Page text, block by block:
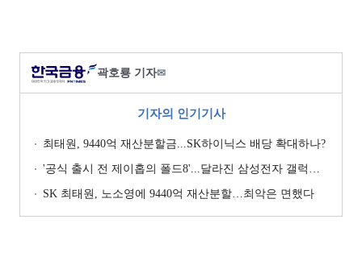
곽호룡 기자✉
기자의 인기기사
최태원, 9440억 재산분할금...SK하이닉스 배당 확대하나?
'공식 출시 전 제이홉의 폴드8'...달라진 삼성전자 갤럭시 마케팅?
SK 최태원, 노소영에 9440억 재산분할…최악은 면했다